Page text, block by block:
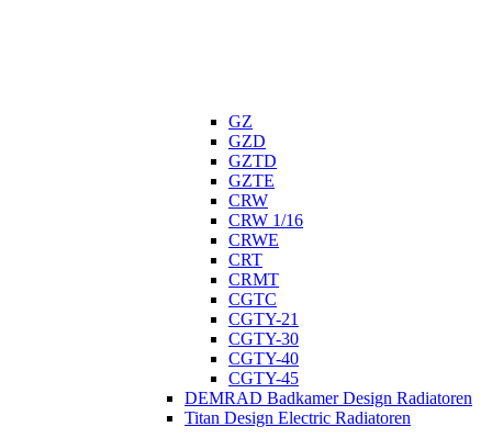
GZ
GZD
GZTD
GZTE
CRW
CRW 1/16
CRWE
CRT
CRMT
CGTC
CGTY-21
CGTY-30
CGTY-40
CGTY-45
DEMRAD Badkamer Design Radiatoren
Titan Design Electric Radiatoren